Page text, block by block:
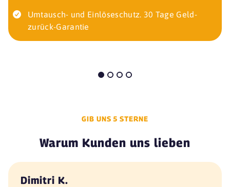
Umtausch- und Einlöseschutz. 30 Tage Geld-
zurück-Garantie
GIB UNS 5 STERNE
Warum Kunden uns lieben
Dimitri K.